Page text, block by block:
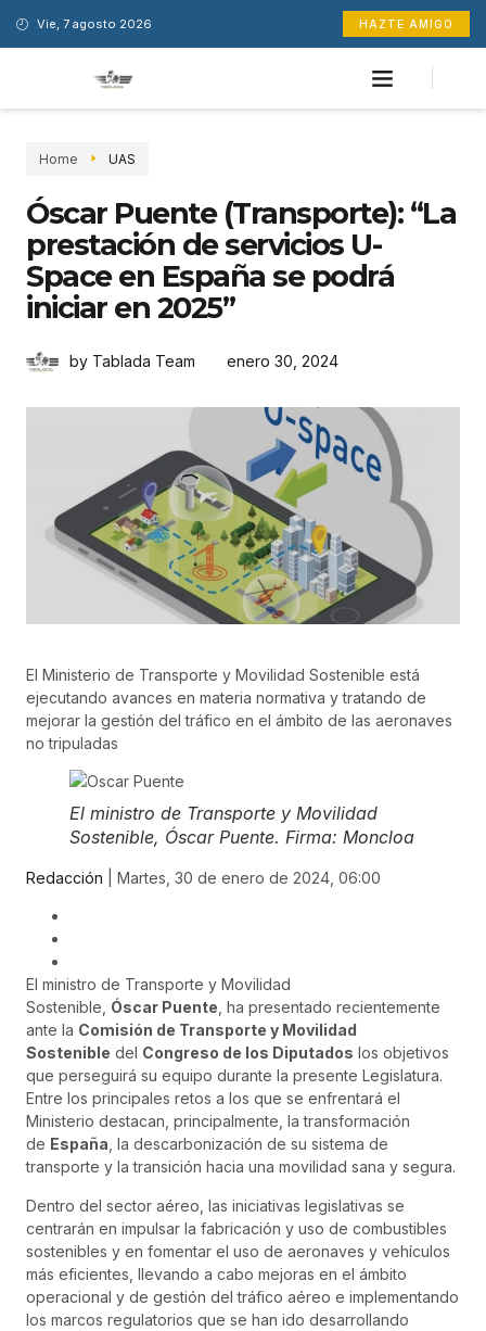
Vie, 7 agosto 2026 HAZTE AMIGO
Home UAS
Óscar Puente (Transporte): “La
prestación de servicios U-
Space en España se podrá
iniciar en 2025”
by Tablada Team enero 30, 2024
El Ministerio de Transporte y Movilidad Sostenible está
ejecutando avances en materia normativa y tratando de
mejorar la gestión del tráfico en el ámbito de las aeronaves
no tripuladas
El ministro de Transporte y Movilidad
Sostenible, Óscar Puente. Firma: Moncloa
Redacción | Martes, 30 de enero de 2024, 06:00
El ministro de Transporte y Movilidad
Sostenible, Óscar Puente , ha presentado recientemente
ante la Comisión de Transporte y Movilidad
Sostenible del Congreso de los Diputados los objetivos
que perseguirá su equipo durante la presente Legislatura.
Entre los principales retos a los que se enfrentará el
Ministerio destacan, principalmente, la transformación
de España , la descarbonización de su sistema de
transporte y la transición hacia una movilidad sana y segura.
Dentro del sector aéreo, las iniciativas legislativas se
centrarán en impulsar la fabricación y uso de combustibles
sostenibles y en fomentar el uso de aeronaves y vehículos
más eficientes, llevando a cabo mejoras en el ámbito
operacional y de gestión del tráfico aéreo e implementando
los marcos regulatorios que se han ido desarrollando